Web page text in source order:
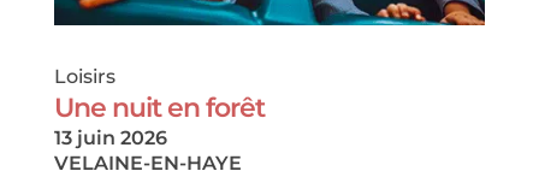
Loisirs
Une nuit en forêt
13 juin 2026
VELAINE-EN-HAYE